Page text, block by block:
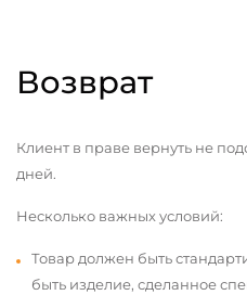
Возврат
Клиент в праве вернуть не
дней.
Несколько важных условий:
Товар должен быть
быть изделие, сделанное